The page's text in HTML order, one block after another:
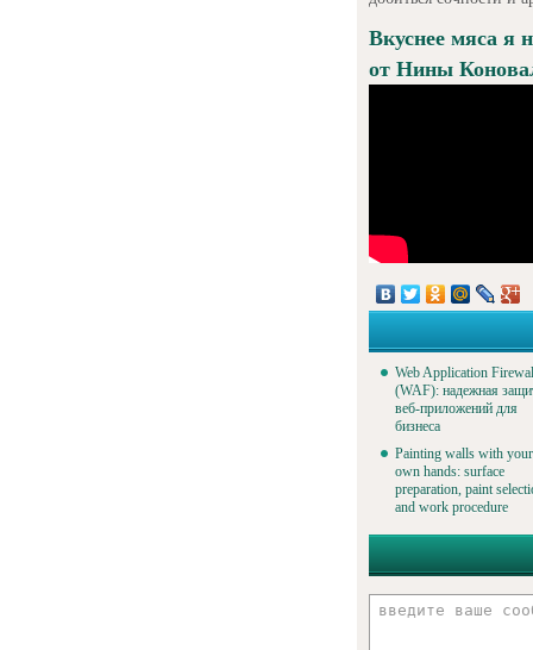
Вкуснее мяса я
от Нины
Web Application
(WAF): надежная
веб-приложений для
бизнеса
Painting walls with your
own hands: surface
preparation, paint
and work procedure